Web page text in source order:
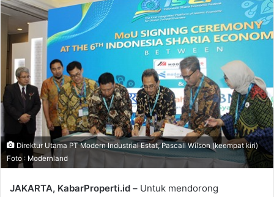
Direktur Utama PT Modern Industrial Estat, Pascall Wilson (keempat kiri)
Foto : Modernland
JAKARTA, KabarProperti.id – Untuk mendorong